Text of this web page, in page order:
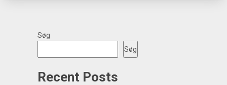
Søg
Søg
Recent Posts